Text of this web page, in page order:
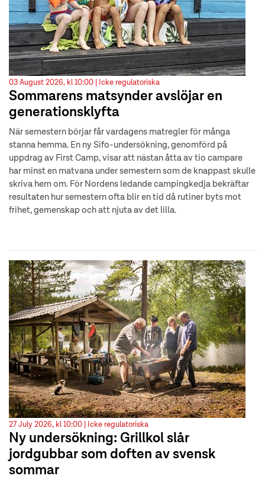
03 August 2026, kl 10:00 | Icke regulatoriska
Sommarens matsynder avslöjar en
generationsklyfta
När semestern börjar får vardagens matregler för många
stanna hemma. En ny Sifo-undersökning, genomförd på
uppdrag av First Camp, visar att nästan åtta av tio campare
har minst en matvana under semestern som de knappast skulle
skriva hem om. För Nordens ledande campingkedja bekräftar
resultaten hur semestern ofta blir en tid då rutiner byts mot
frihet, gemenskap och att njuta av det lilla.
27 July 2026, kl 10:00 | Icke regulatoriska
Ny undersökning: Grillkol slår
jordgubbar som doften av svensk
sommar